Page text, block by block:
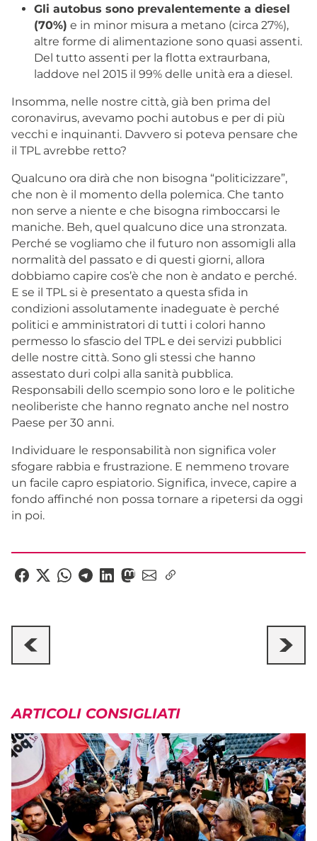
Gli autobus sono prevalentemente a diesel
(70%) e in minor misura a metano (circa 27%),
altre forme di alimentazione sono quasi assenti.
Del tutto assenti per la flotta extraurbana,
laddove nel 2015 il 99% delle unità era a diesel.
Insomma, nelle nostre città, già ben prima del
coronavirus, avevamo pochi autobus e per di più
vecchi e inquinanti. Davvero si poteva pensare che
il TPL avrebbe retto?
Qualcuno ora dirà che non bisogna “politicizzare”,
che non è il momento della polemica. Che tanto
non serve a niente e che bisogna rimboccarsi le
maniche. Beh, quel qualcuno dice una stronzata.
Perché se vogliamo che il futuro non assomigli alla
normalità del passato e di questi giorni, allora
dobbiamo capire cos’è che non è andato e perché.
E se il TPL si è presentato a questa sfida in
condizioni assolutamente inadeguate è perché
politici e amministratori di tutti i colori hanno
permesso lo sfascio del TPL e dei servizi pubblici
delle nostre città. Sono gli stessi che hanno
assestato duri colpi alla sanità pubblica.
Responsabili dello scempio sono loro e le politiche
neoliberiste che hanno regnato anche nel nostro
Paese per 30 anni.
Individuare le responsabilità non significa voler
sfogare rabbia e frustrazione. E nemmeno trovare
un facile capro espiatorio. Significa, invece, capire a
fondo affinché non possa tornare a ripetersi da oggi
in poi.
ARTICOLI CONSIGLIATI